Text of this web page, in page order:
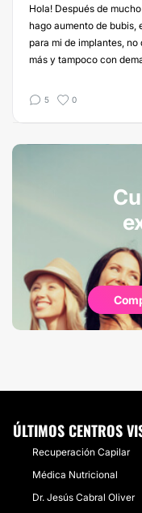
Hola! Después de
hago aumento de bubis,
para mi de implantes,
más y tampoco con
5 0
ÚLTIMOS CENTROS
Recuperación Capilar
Médica Nutricional
Dr. Jesús Cabral Oliver